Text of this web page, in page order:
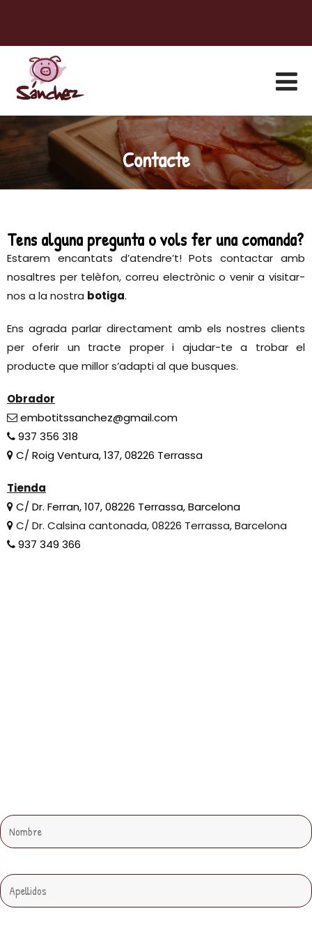
Contacte
Tens alguna pregunta o vols fer una comanda?
Estarem encantats d’atendre’t! Pots contactar amb
nosaltres per telèfon, correu electrònic o venir a visitar-
nos a la nostra botiga.
Ens agrada parlar directament amb els nostres clients
per oferir un tracte proper i ajudar-te a trobar el
producte que millor s’adapti al que busques.
Obrador
embotitssanchez@gmail.com
937 356 318
C/ Roig Ventura, 137, 08226 Terrassa
Tienda
C/ Dr. Ferran, 107, 08226 Terrassa, Barcelona
C/ Dr. Calsina cantonada, 08226 Terrassa, Barcelona
937 349 366